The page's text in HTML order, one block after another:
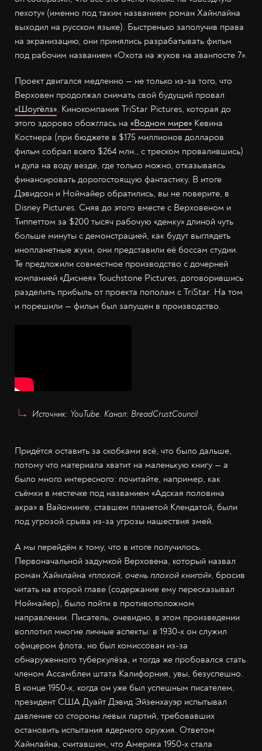
пехоту» (именно под таким названием роман Хайнлайна
выходил на русском языке). Быстренько заполучив права
на экранизацию, они принялись разрабатывать фильм
под рабочим названием «Охота на жуков на аванпосте 7».
Проект двигался медленно — не только из-за того, что
Верховен продолжал снимать свой будущий провал
«Шоугёлз». Кинокомпания TriStar Pictures, которая до
этого здорово обожглась на «Водном мире» Кевина
Костнера (при бюджете в $175 миллионов долларов
фильм собрал всего $264 млн., с треском провалившись)
и дула на воду везде, где только можно, отказываясь
финансировать дорогостоящую фантастику. В итоге
Дэвидсон и Ноймайер обратились, вы не поверите, в
Disney Pictures. Сняв до этого вместе с Верховеном и
Типпеттом за $200 тысяч рабочую «демку» длиной чуть
больше минуты с демонстрацией, как будут выглядеть
инопланетные жуки, они представили её боссам студии.
Те предложили совместное производство с дочерней
компанией «Диснея» Touchstone Pictures, договорившись
разделить прибыль от проекта пополам с TriStar. На том
и порешили — фильм был запущен в производство.
Источник: YouTube. Канал: BreadCrustCouncil
Придётся оставить за скобками всё, что было дальше,
потому что материала хватит на маленькую книгу — а
было много интересного: почитайте, например, как
съёмки в местечке под названием «Адская половина
акра» в Вайоминге, ставшем планетой Клендатой, были
под угрозой срыва из-за угрозы нашествия змей.
А мы перейдём к тому, что в итоге получилось.
Первоначальной задумкой Верховена, который назвал
роман Хайнлайна «плохой, очень плохой книгой», бросив
читать на второй главе (содержание ему пересказывал
Ноймайер), было пойти в противоположном
направлении. Писатель, очевидно, в этом произведении
воплотил многие личные аспекты: в 1930-х он служил
офицером флота, но был комиссован из-за
обнаруженного туберкулёза, и тогда же пробовался стать
членом Ассамблеи штата Калифорния, увы, безуспешно.
В конце 1950-х, когда он уже был успешным писателем,
президент США Дуайт Дэвид Эйзенхауэр испытывал
давление со стороны левых партий, требовавших
остановить испытания ядерного оружия. Ответом
Хайнлайна, считавшим, что Америка 1950-х стала